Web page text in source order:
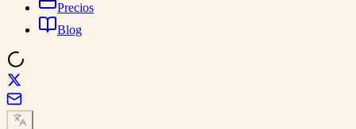
Precios
Blog